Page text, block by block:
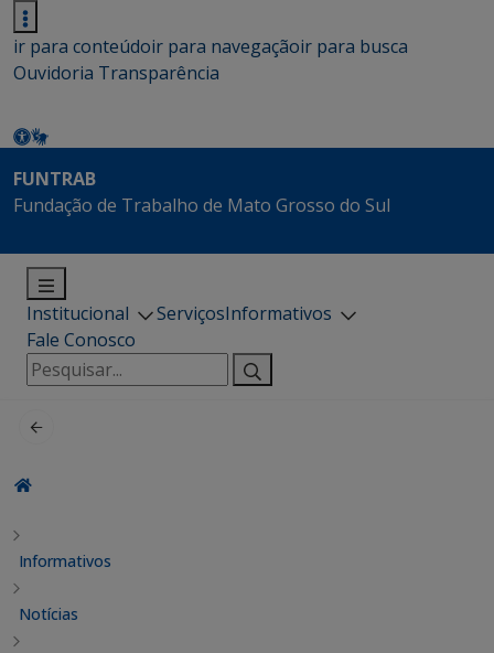
ir para conteúdoir para navegaçãoir para busca
Ouvidoria Transparência
FUNTRAB
Fundação de Trabalho de Mato Grosso do Sul
Institucional ServiçosInformativos
Fale Conosco
Pesquisar
por:
Informativos
Notícias